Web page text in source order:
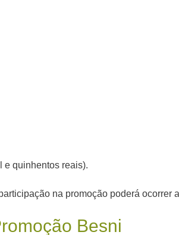
e quinhentos reais).
na promoção poderá ocorrer
Besni